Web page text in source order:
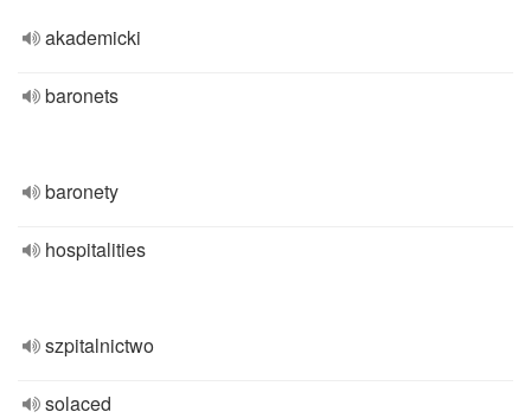
akademicki
baronets
baronety
hospitalities
szpitalnictwo
solaced